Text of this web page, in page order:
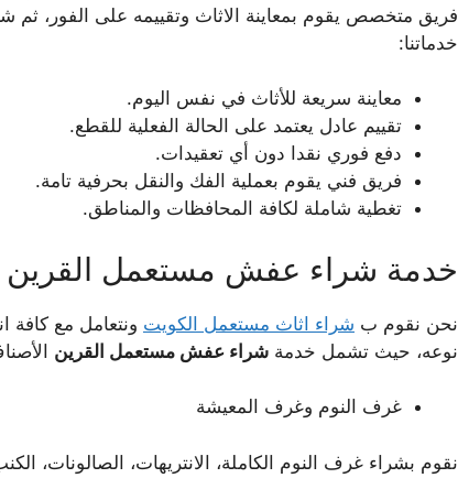
فريق متخصص يقوم بمعاينة الاثاث وتقييمه على الفور، ثم
خدماتنا:
معاينة سريعة للأثاث في نفس اليوم.
تقييم عادل يعتمد على الحالة الفعلية للقطع.
دفع فوري نقدا دون أي تعقيدات.
فريق فني يقوم بعملية الفك والنقل بحرفية تامة.
تغطية شاملة لكافة المحافظات والمناطق.
خدمة شراء عفش مستعمل القرين
نحن نقوم ب شراء اثاث مستعمل الكويت ونتعامل مع كافة
نوعه، حيث تشمل خدمة شراء عفش مستعمل القرين
غرف النوم وغرف المعيشة
نقوم بشراء غرف النوم الكاملة، الانتريهات، الصالونات،